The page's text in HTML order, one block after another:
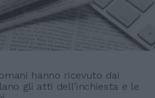
hanno ricevuto dai
gli atti dell'inchiesta e le